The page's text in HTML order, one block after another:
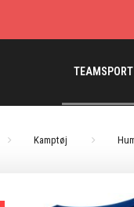
TEAMSPORT
Kamptøj